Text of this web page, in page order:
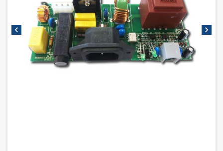
chevron_left chevron_right